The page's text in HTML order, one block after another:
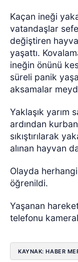
Kaçan ineği
vatandaşlar
değiştiren
yaşattı.
ineğin önünü
süreli panik
aksamalar
Yaklaşık yarım
ardından
sıkıştırılarak
alınan hayvan
Olayda
öğrenildi.
Yaşanan
telefonu
KAYNAK: HABER